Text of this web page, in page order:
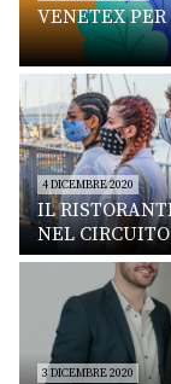
VENETEX PER
4 DICEMBRE 2020
IL
NEL
3 DICEMBRE 2020